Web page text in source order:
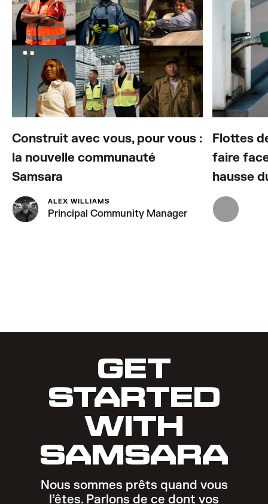
Construit avec vous, pour vous :
la nouvelle communauté
Samsara
ALEX WILLIAMS
Principal Community Manager
Flottes
faire
hausse
GET
STARTED
WITH
SAMSARA
Nous sommes prêts quand vous
l’êtes. Parlons de ce dont vos